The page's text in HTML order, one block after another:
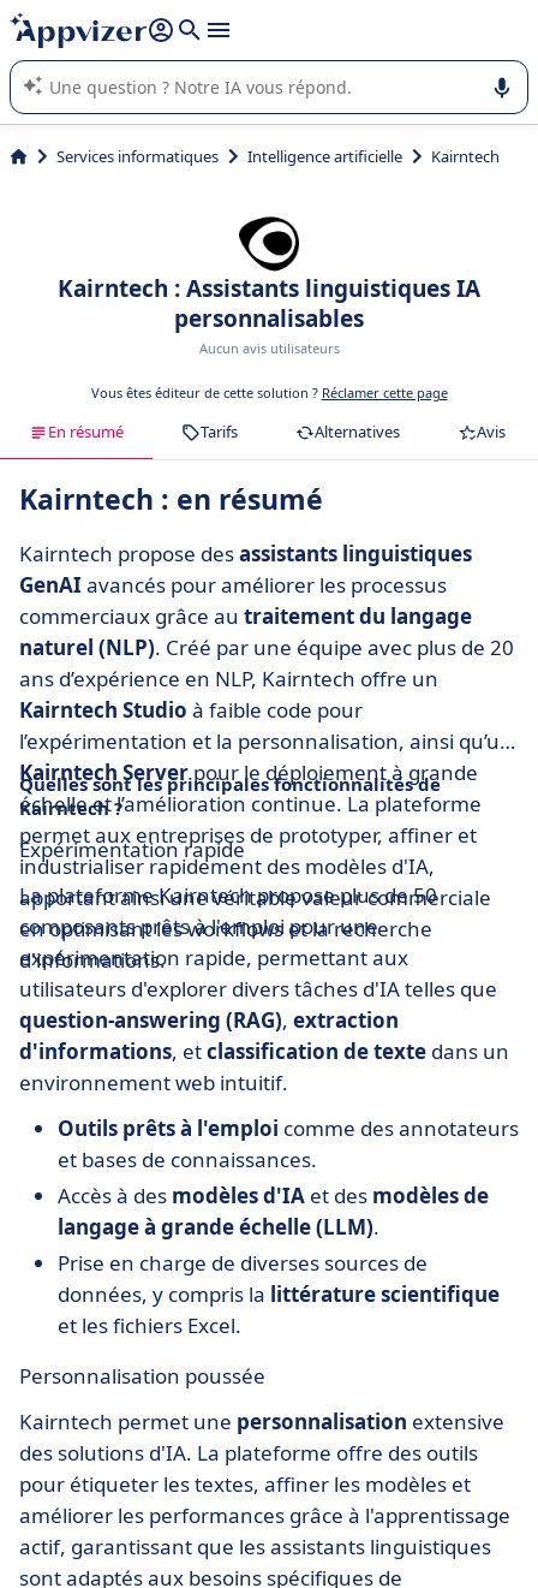
répondre (plusieurs lignes avec
L'IA de Appvizer vous guide dans l'utilisation ou la sélection de
logiciel SaaS en entreprise.
Services informatiques Intelligence artificielle Kairntech
Kairntech : Assistants linguistiques IA
personnalisables
Aucun avis utilisateurs
Vous êtes éditeur de cette solution ? Réclamer cette page
En résumé Tarifs Alternatives Avis
Kairntech : en résumé
Kairntech propose desassistants linguistiques
GenAI avancés pour améliorer les processus
commerciaux grâce au traitement du langage
naturel (NLP). Créé par une équipe avec plus de 20
ans d’expérience en NLP, Kairntech offre un
Kairntech Studio à faible code pour
l’expérimentation et la personnalisation, ainsi qu’un
Kairntech Serverpour le déploiement à grande
échelle et l’amélioration continue. La plateforme
permet aux entreprises de prototyper, affiner et
industrialiser rapidement des modèles d'IA,
apportant ainsi une véritable valeur commerciale
en optimisant les workflows et la recherche
d'informations.
Quelles sont les principales fonctionnalités de
Kairntech ?
Expérimentation rapide
La plateforme Kairntech propose plus de 50
composants prêts à l'emploi pour une
expérimentation rapide, permettant aux
utilisateurs d'explorer divers tâches d'IA telles que
question-answering (RAG), extraction
d'informations, etclassification de texte dans un
environnement web intuitif.
Outils prêts à l'emploi comme des annotateurs
et bases de connaissances.
Accès à des modèles d'IA et des modèles de
langage à grande échelle (LLM).
Prise en charge de diverses sources de
données, y compris la littérature scientifique
et les fichiers Excel.
Personnalisation poussée
Kairntech permet une personnalisation extensive
des solutions d'IA. La plateforme offre des outils
pour étiqueter les textes, affiner les modèles et
améliorer les performances grâce à l'apprentissage
actif, garantissant que les assistants linguistiques
sont adaptés aux besoins spécifiques de